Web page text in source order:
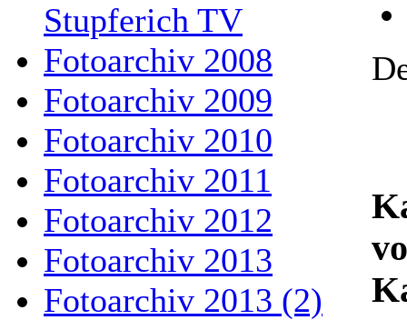
Stupferich TV
Fotoarchiv 2008
Fotoarchiv 2009
Fotoarchiv 2010
Fotoarchiv 2011
Fotoarchiv 2012
Fotoarchiv 2013
Fotoarchiv 2013 (2)